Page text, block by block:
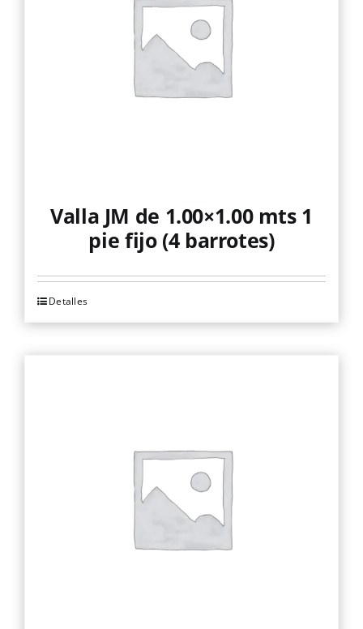
Valla JM de 1.00×1.00 mts 1
pie fijo (4 barrotes)
Detalles